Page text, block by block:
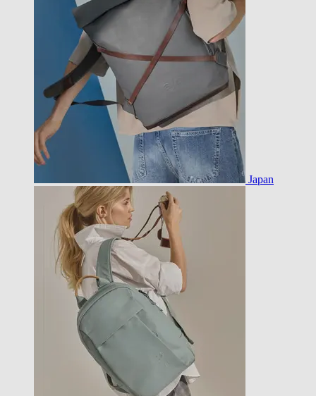
Japan